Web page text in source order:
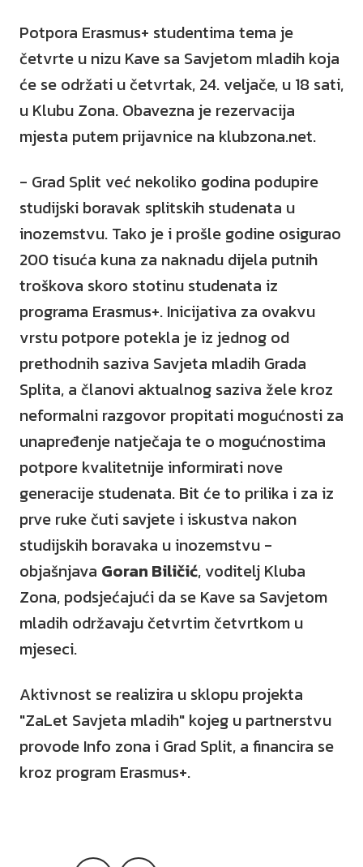
Potpora Erasmus+ studentima tema je
četvrte u nizu Kave sa Savjetom mladih koja
će se održati u četvrtak, 24. veljače, u 18 sati,
u Klubu Zona. Obavezna je rezervacija
mjesta putem prijavnice na klubzona.net.
- Grad Split već nekoliko godina podupire
studijski boravak splitskih studenata u
inozemstvu. Tako je i prošle godine osigurao
200 tisuća kuna za naknadu dijela putnih
troškova skoro stotinu studenata iz
programa Erasmus+. Inicijativa za ovakvu
vrstu potpore potekla je iz jednog od
prethodnih saziva Savjeta mladih Grada
Splita, a članovi aktualnog saziva žele kroz
neformalni razgovor propitati mogućnosti za
unapređenje natječaja te o mogućnostima
potpore kvalitetnije informirati nove
generacije studenata. Bit će to prilika i za iz
prve ruke čuti savjete i iskustva nakon
studijskih boravaka u inozemstvu -
objašnjava Goran Biličić, voditelj Kluba
Zona, podsjećajući da se Kave sa Savjetom
mladih održavaju četvrtim četvrtkom u
mjeseci.
Aktivnost se realizira u sklopu projekta
"ZaLet Savjeta mladih" kojeg u partnerstvu
provode Info zona i Grad Split, a financira se
kroz program Erasmus+.